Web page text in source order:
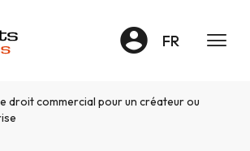
FR
droit commercial pour un créateur ou
cookies